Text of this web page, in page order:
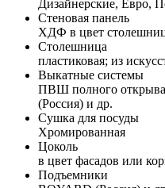
Дизайнерские, Евро,
Стеновая панель
ХДФ в цвет
Столешница
пластиковая; из
Выкатные системы
ПВШ полного
(Россия) и др.
Сушка для посуды
Хромированная
Цоколь
в цвет фасадов или
Подъемники